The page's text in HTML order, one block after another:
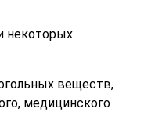
некоторых
веществ,
медицинского